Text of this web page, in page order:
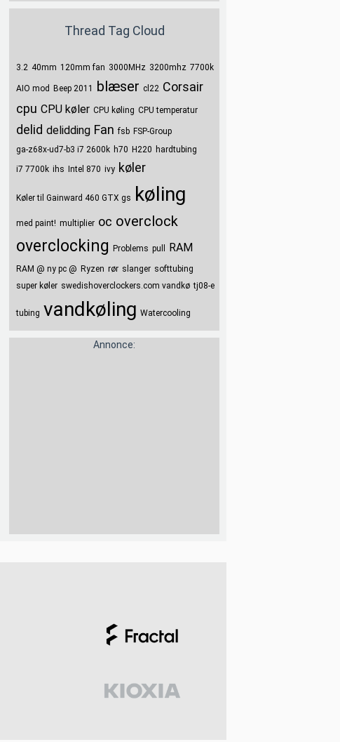
Thread Tag Cloud
3.2 40mm 120mm fan 3000MHz 3200mhz 7700k
AIO mod Beep 2011 blæser cl22 Corsair
cpu CPU køler CPU køling CPU temperatur
delid delidding Fan fsb FSP-Group
ga-z68x-ud7-b3 i7 2600k h70 H220 hardtubing
i7 7700k ihs Intel 870 ivy køler
Køler til Gainward 460 GTX gs køling
med paint! multiplier oc overclock
overclocking Problems pull RAM
RAM @ ny pc @ Ryzen rør slanger softtubing
super køler swedishoverclockers.com vandkø tj08-e
tubing vandkøling Watercooling
Annonce: